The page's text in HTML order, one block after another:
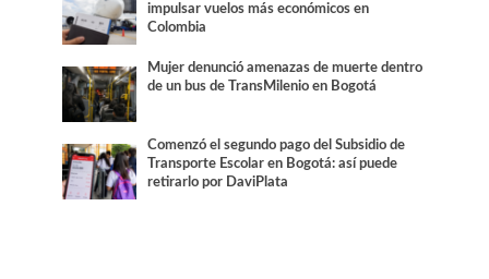
impulsar vuelos más económicos en
Colombia
Mujer denunció amenazas de muerte dentro
de un bus de TransMilenio en Bogotá
Comenzó el segundo pago del Subsidio de
Transporte Escolar en Bogotá: así puede
retirarlo por DaviPlata